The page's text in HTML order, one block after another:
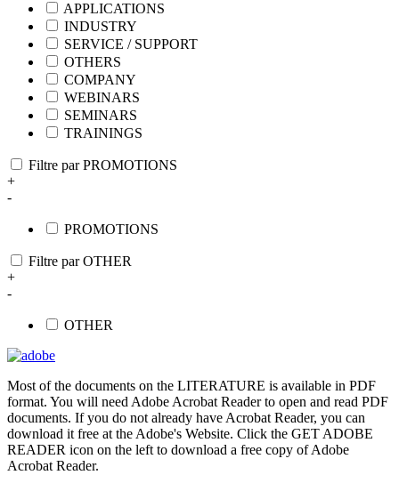
APPLICATIONS
INDUSTRY
SERVICE / SUPPORT
OTHERS
COMPANY
WEBINARS
SEMINARS
TRAININGS
Filtre par PROMOTIONS
+
-
PROMOTIONS
Filtre par OTHER
+
-
OTHER
Most of the documents on the LITERATURE is available in PDF
format. You will need Adobe Acrobat Reader to open and read PDF
documents. If you do not already have Acrobat Reader, you can
download it free at the Adobe's Website. Click the GET ADOBE
READER icon on the left to download a free copy of Adobe
Acrobat Reader.